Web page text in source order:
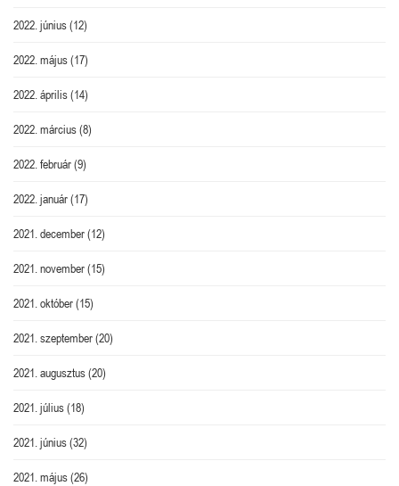
2022. június(12)
2022. május(17)
2022. április(14)
2022. március(8)
2022. február(9)
2022. január(17)
2021. december(12)
2021. november(15)
2021. október(15)
2021. szeptember(20)
2021. augusztus(20)
2021. július(18)
2021. június(32)
2021. május(26)